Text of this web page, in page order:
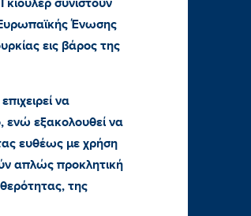
συνιστούν
Ένωσης
εις βάρος της
να
ενώ εξακολουθεί να
ευθέως με χρήση
απλώς προκλητική
της